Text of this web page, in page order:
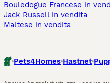
Bouledogue Francese in
Jack Russell in vendita
Maltese in vendita
Pets4Homes Hastnet